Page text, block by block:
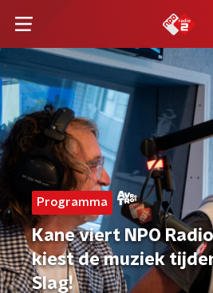
Programma
Kane viert NPO
kiest de muziek
Slag!